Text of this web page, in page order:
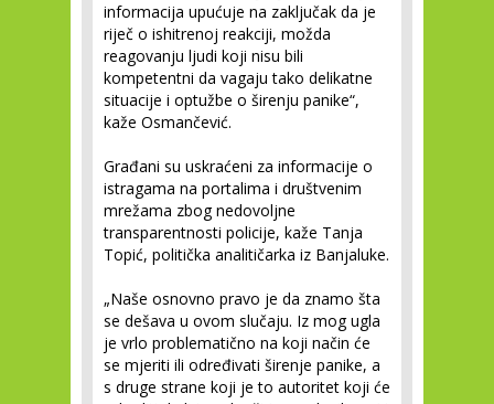
informacija upućuje na zaključak da je
riječ o ishitrenoj reakciji, možda
reagovanju ljudi koji nisu bili
kompetentni da vagaju tako delikatne
situacije i optužbe o širenju panike“,
kaže Osmančević.
Građani su uskraćeni za informacije o
istragama na portalima i društvenim
mrežama zbog nedovoljne
transparentnosti policije, kaže Tanja
Topić, politička analitičarka iz Banjaluke.
„Naše osnovno pravo je da znamo šta
se dešava u ovom slučaju. Iz mog ugla
je vrlo problematično na koji način će
se mjeriti ili određivati širenje panike, a
s druge strane koji je to autoritet koji će